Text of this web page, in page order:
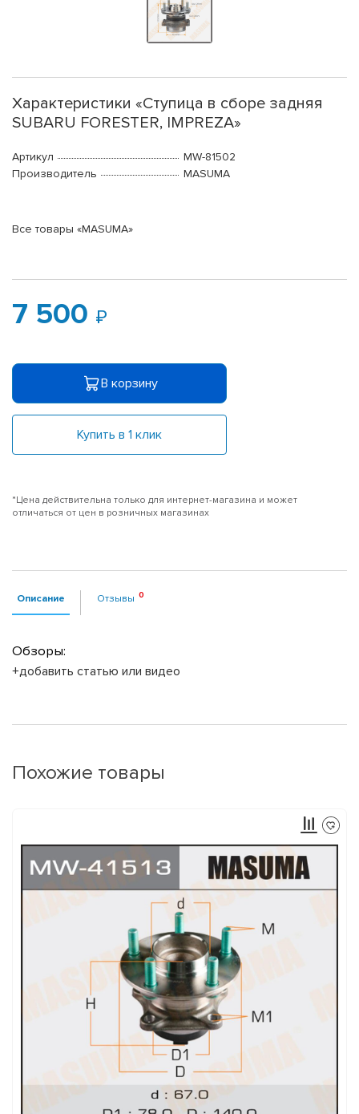
Характеристики «Ступица в сборе задняя
SUBARU FORESTER, IMPREZA»
Артикул
MW-81502
Производитель
MASUMA
Все товары «MASUMA»
7 500
В корзину
Купить в 1 клик
*Цена действительна только для интернет-магазина и может
отличаться от цен в розничных магазинах
Описание Отзывы
Обзоры:
+добавить статью или видео
Похожие товары